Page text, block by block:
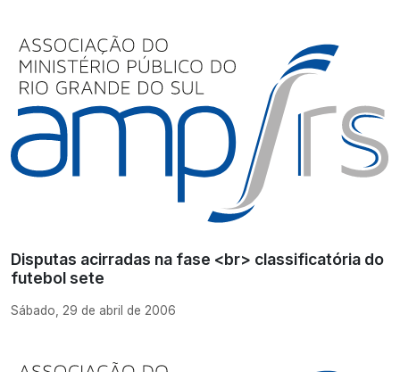
Disputas acirradas na fase <br> classificatória do
futebol sete
Sábado, 29 de abril de 2006